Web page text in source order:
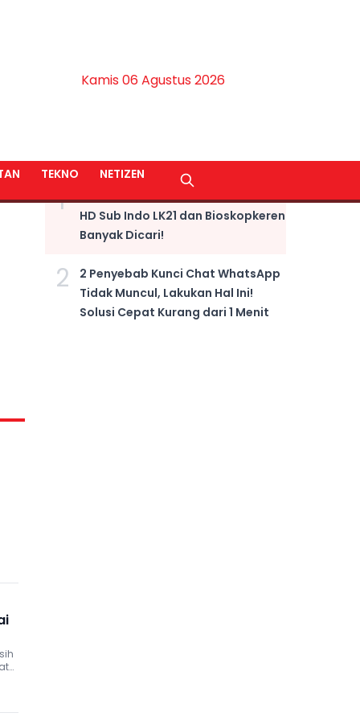
Kamis 06 Agustus 2026
TEKNO NETIZEN
1
LINK NONTON Film Fast X Kualitas
HD Sub Indo LK21 dan Bioskopkeren
Banyak Dicari!
2
2 Penyebab Kunci Chat WhatsApp
Tidak Muncul, Lakukan Hal Ini!
Solusi Cepat Kurang dari 1 Menit